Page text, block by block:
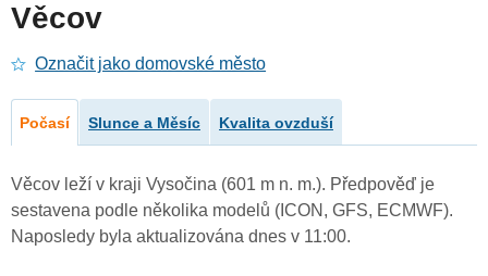
Věcov
Označit jako domovské město
Počasí Slunce a Měsíc Kvalita ovzduší
Věcov leží v kraji Vysočina (601 m n. m.). Předpověď je
sestavena podle několika modelů (ICON, GFS, ECMWF).
Naposledy byla aktualizována dnes v 11:00.